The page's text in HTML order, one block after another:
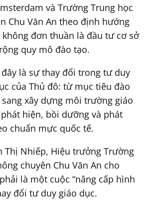
và Trường Trung học
Chu Văn An theo định hướng
đơn thuần là đầu tư cơ sở
quy mô đào tạo.
là sự thay đổi trong tư duy
của Thủ đô: từ mục tiêu đào
xây dựng môi trường giáo
hiện, bồi dưỡng và phát
chuẩn mực quốc tế.
Thị Nhiếp, Hiệu trưởng Trường
chuyên Chu Văn An cho
là một cuộc “nâng cấp hình
đổi tư duy giáo dục.